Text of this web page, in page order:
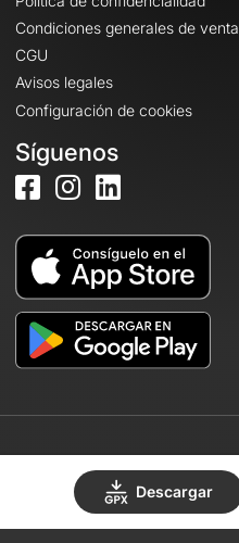
Descargar
Condiciones generales de venta
CGU
Avisos legales
Configuración de cookies
Síguenos